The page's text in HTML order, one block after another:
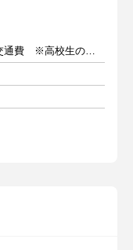
1授業(80分)2688円～＋交通費 ※高校生の場合